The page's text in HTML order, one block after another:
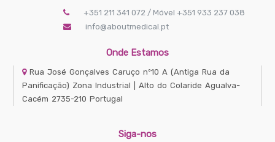
+351 211 341 072 / Móvel +351 933 237 038
info@aboutmedical.pt
Onde Estamos
Rua José Gonçalves Caruço nº10 A (Antiga Rua da
Panificação) Zona Industrial | Alto do Colaride Agualva-
Cacém 2735-210 Portugal
Siga-nos